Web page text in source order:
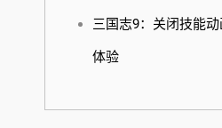
三国志9：关闭技能
体验